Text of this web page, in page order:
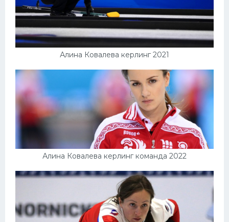
Алина Ковалева керлинг 2021
Алина Ковалева керлинг команда 2022